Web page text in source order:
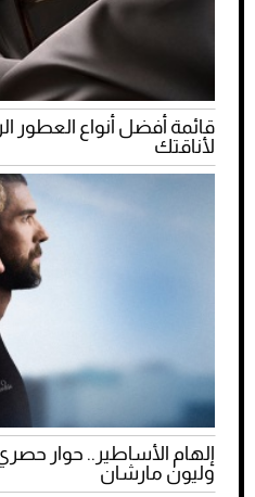
قائمة أفضل أنواع العطور
لأناقتك
إلهام الأساطير.. حوار
وليون مارشان